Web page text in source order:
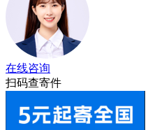
在线咨询
扫码查寄件